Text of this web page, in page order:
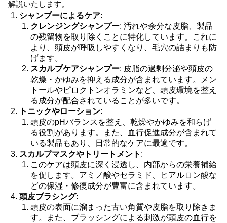
解説いたします。
シャンプーによるケア:
クレンジングシャンプー: 汚れや余分な皮脂、製品
の残留物を取り除くことに特化しています。これに
より、頭皮が呼吸しやすくなり、毛穴の詰まりも防
げます。
スカルプケアシャンプー: 皮脂の過剰分泌や頭皮の
乾燥・かゆみを抑える成分が含まれています。メン
トールやピロクトンオラミンなど、頭皮環境を整え
る成分が配合されていることが多いです。
トニックやローション:
頭皮のpHバランスを整え、乾燥やかゆみを和らげ
る役割があります。また、血行促進成分が含まれて
いる製品もあり、日常的なケアに最適です。
スカルプマスクやトリートメント :
このケアは頭皮に深く浸透し、内部からの栄養補給
を促します。アミノ酸やセラミド、ヒアルロン酸な
どの保湿・修復成分が豊富に含まれています。
頭皮ブラシング:
頭皮の表面に溜まった古い角質や皮脂を取り除きま
す。また、ブラッシングによる刺激が頭皮の血行を